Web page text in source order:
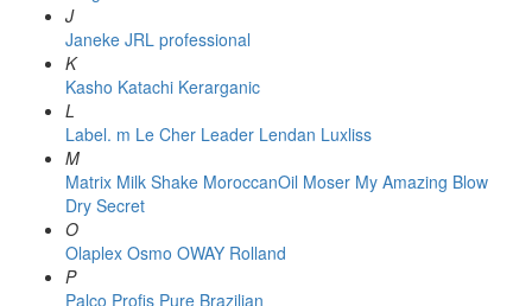
J
Janeke JRL professional
K
Kasho Katachi Kerarganic
L
Label. m Le Cher Leader Lendan Luxliss
M
Matrix Milk Shake MoroccanOil Moser My Amazing Blow
Dry Secret
O
Olaplex Osmo OWAY Rolland
P
Palco Profis Pure Brazilian